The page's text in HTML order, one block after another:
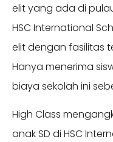
elit yang ada di
HSC International
elit dengan fasilitas
Hanya menerima
biaya sekolah ini
High Class
anak SD di HSC